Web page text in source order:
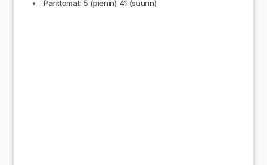
Parittomat: 5 (pienin) 41 (suurin)